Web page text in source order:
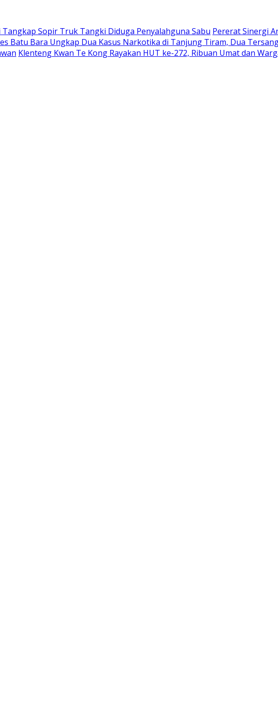
Sopir Truk Tangki Diduga Penyalahguna Sabu Pererat Sinergi
Batu Bara Ungkap Dua Kasus Narkotika di Tanjung Tiram, Dua
Klenteng Kwan Te Kong Rayakan HUT ke-272, Ribuan Umat dan